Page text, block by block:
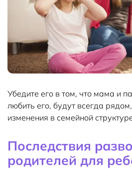
Убедите его в том, что мама и
любить его, будут всегда
изменения в семейной
Последствия
родителей для